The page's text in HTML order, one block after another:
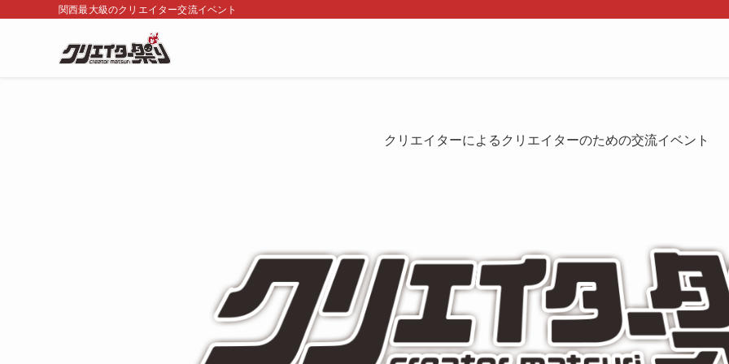
関西最大級のクリエイター交流イベント
クリエイターによるクリエイターのための交流イベント